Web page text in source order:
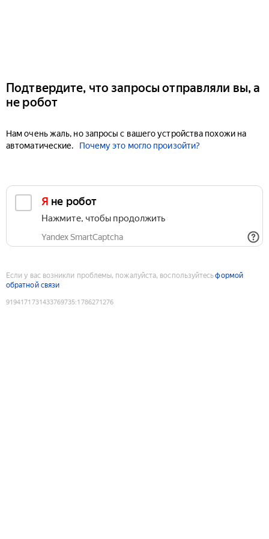
Подтвердите, что запросы отправляли вы, а
не робот
Нам очень жаль, но запросы с вашего устройства похожи на
автоматические.
Почему это могло произойти?
Я не робот
Нажмите, чтобы продолжить
Yandex SmartCaptcha
Если у вас возникли проблемы, пожалуйста, воспользуйтесьформой
обратной связи
9194171731433769735:1786271276